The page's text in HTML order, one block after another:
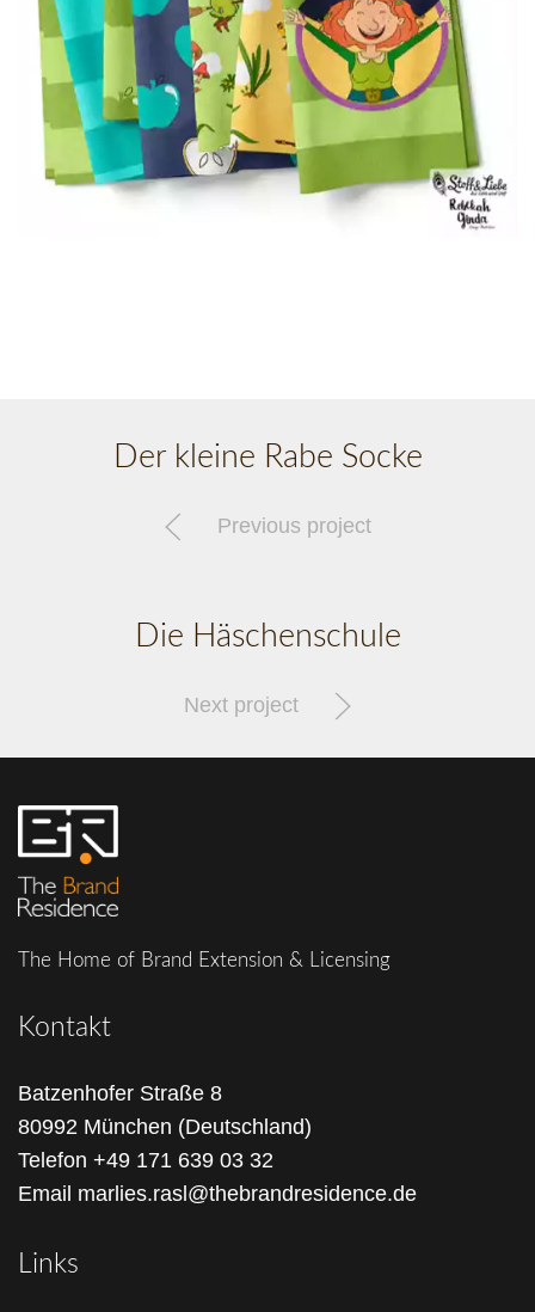
Der kleine Rabe Socke
Previous project
Die Häschenschule
Next project
The Home of Brand Extension & Licensing
Kontakt
Batzenhofer Straße 8
80992 München (Deutschland)
Telefon +49 171 639 03 32
Email marlies.rasl@thebrandresidence.de
Links